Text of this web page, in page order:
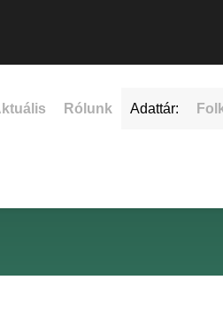
Rólunk Adattár: